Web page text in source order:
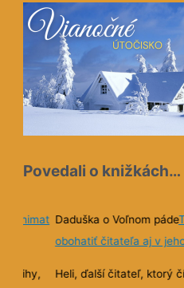
Povedali o knižkách…
vnimat
knihy,
Daduška o Voľnom páde
obohatiť čitateľa aj v
Heli, ďalší čitateľ, ktorý